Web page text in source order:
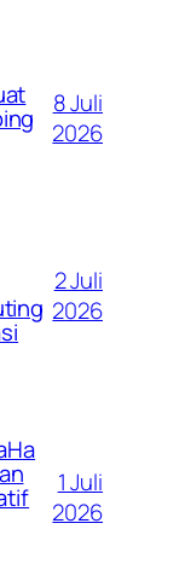
8 Juli
2026
2 Juli
2026
1 Juli
2026